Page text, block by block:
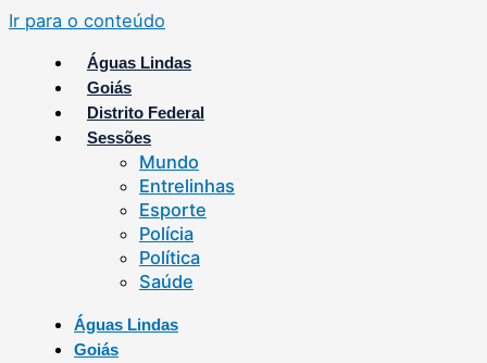
Ir para o conteúdo
Águas Lindas
Goiás
Distrito Federal
Sessões
Mundo
Entrelinhas
Esporte
Polícia
Política
Saúde
Águas Lindas
Goiás